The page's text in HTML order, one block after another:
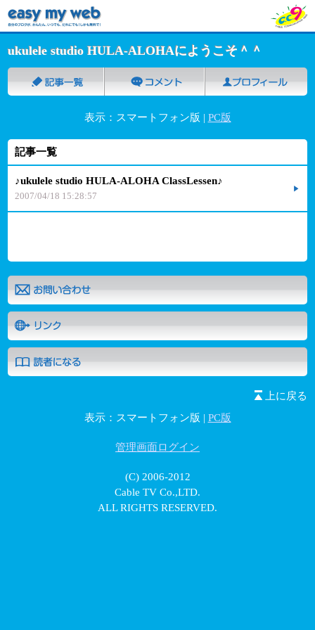
ukulele studio HULA-ALOHAにようこそ＾＾
表示：スマートフォン版 | PC版
記事一覧
♪ukulele studio HULA-ALOHA ClassLessen♪
2007/04/18 15:28:57
上に戻る
表示：スマートフォン版 | PC版
管理画面ログイン
(C) 2006-2012
Cable TV Co.,LTD.
ALL RIGHTS RESERVED.